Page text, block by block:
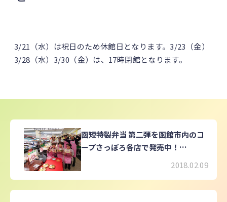
3/21（水）は祝日のため休館日となります。3/23（金）
3/28（水）3/30（金）は、17時閉館となります。
函短特製弁当 第二弾を函館市内のコ
ープさっぽろ各店で発売中！
2018.02.09